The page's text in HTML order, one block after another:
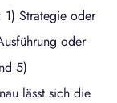
1) Strategie oder
oder
5)
lässt sich die